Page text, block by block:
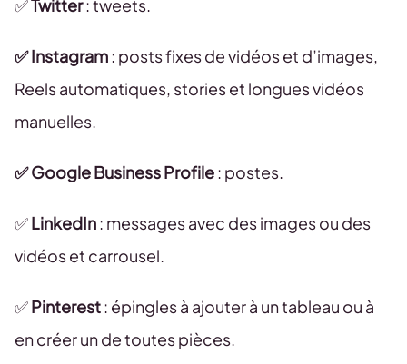
✅Twitter: tweets.
✅ Instagram: posts fixes de vidéos et d’images,
Reels automatiques, stories et longues vidéos
manuelles.
✅ Google Business Profile: postes.
✅LinkedIn: messages avec des images ou des
vidéos et carrousel.
✅Pinterest: épingles à ajouter à un tableau ou à
en créer un de toutes pièces.